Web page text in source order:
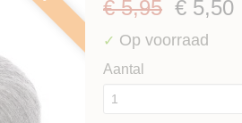
€ 5,95 € 5,50
✓ Op voorraad
Aantal